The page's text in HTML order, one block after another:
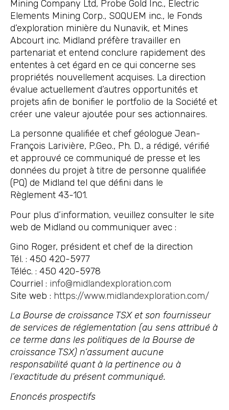
Mining Company Ltd, Probe Gold Inc., Electric
Elements Mining Corp., SOQUEM inc., le Fonds
d’exploration minière du Nunavik, et Mines
Abcourt inc. Midland préfère travailler en
partenariat et entend conclure rapidement des
ententes à cet égard en ce qui concerne ses
propriétés nouvellement acquises. La direction
évalue actuellement d’autres opportunités et
projets afin de bonifier le portfolio de la Société et
créer une valeur ajoutée pour ses actionnaires.
La personne qualifiée et chef géologue Jean-
François Larivière, P.Geo., Ph. D., a rédigé, vérifié
et approuvé ce communiqué de presse et les
données du projet à titre de personne qualifiée
(PQ) de Midland tel que défini dans le
Règlement 43-101.
Pour plus d’information, veuillez consulter le site
web de Midland ou communiquer avec :
Gino Roger, président et chef de la direction
Tél. : 450 420-5977
Téléc. : 450 420-5978
Courriel : info@midlandexploration.com
Site web : https://www.midlandexploration.com/
La Bourse de croissance TSX et son fournisseur
de services de réglementation (au sens attribué à
ce terme dans les politiques de la Bourse de
croissance TSX) n’assument aucune
responsabilité quant à la pertinence ou à
l’exactitude du présent communiqué.
Enoncés prospectifs